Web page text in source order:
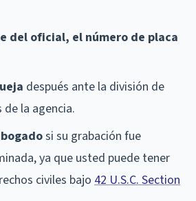
del oficial, el número de placa
después ante la división de
la agencia.
si su grabación fue
ya que usted puede tener
civiles bajo 42 U.S.C. Section